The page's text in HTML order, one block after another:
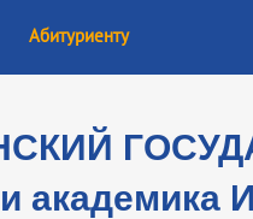
Абитуриенту
академика